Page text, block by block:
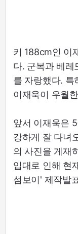
키 188cm인 이
다. 군복과 베레
를 자랑했다. 특
이재욱이 우월
앞서 이재욱은
강하게 잘 다녀
의 사진을 게재
입대로 인해 현
섬보이' 제작발